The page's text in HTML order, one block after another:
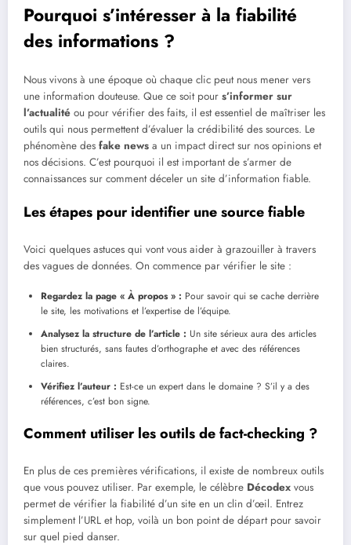
Pourquoi s’intéresser à la fiabilité
des informations ?
Nous vivons à une époque où chaque clic peut nous mener vers
une information douteuse. Que ce soit pour s’informer sur
l’actualité ou pour vérifier des faits, il est essentiel de maîtriser les
outils qui nous permettent d’évaluer la crédibilité des sources. Le
phénomène des fake news a un impact direct sur nos opinions et
nos décisions. C’est pourquoi il est important de s’armer de
connaissances sur comment déceler un site d’information fiable.
Les étapes pour identifier une source fiable
Voici quelques astuces qui vont vous aider à grazouiller à travers
des vagues de données. On commence par vérifier le site :
Regardez la page « À propos » : Pour savoir qui se cache derrière
le site, les motivations et l’expertise de l’équipe.
Analysez la structure de l’article : Un site sérieux aura des articles
bien structurés, sans fautes d’orthographe et avec des références
claires.
Vérifiez l’auteur : Est-ce un expert dans le domaine ? S’il y a des
références, c’est bon signe.
Comment utiliser les outils de fact-checking ?
En plus de ces premières vérifications, il existe de nombreux outils
que vous pouvez utiliser. Par exemple, le célèbre Décodex vous
permet de vérifier la fiabilité d’un site en un clin d’œil. Entrez
simplement l’URL et hop, voilà un bon point de départ pour savoir
sur quel pied danser.